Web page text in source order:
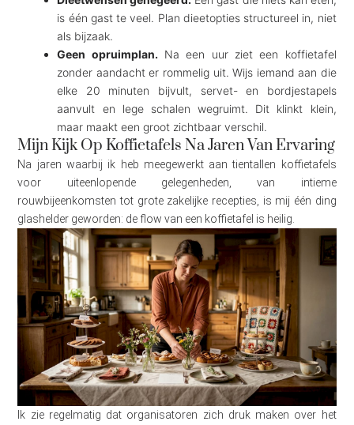
is één gast te veel. Plan dieetopties structureel in, niet
als bijzaak.
Geen opruimplan. Na een uur ziet een koffietafel
zonder aandacht er rommelig uit. Wijs iemand aan die
elke 20 minuten bijvult, servet- en bordjestapels
aanvult en lege schalen wegruimt. Dit klinkt klein,
maar maakt een groot zichtbaar verschil.
Mijn Kijk Op Koffietafels Na Jaren Van Ervaring
Na jaren waarbij ik heb meegewerkt aan tientallen koffietafels
voor uiteenlopende gelegenheden, van intieme
rouwbijeenkomsten tot grote zakelijke recepties, is mij één ding
glashelder geworden: de flow van een koffietafel is heilig.
Ik zie regelmatig dat organisatoren zich druk maken over het